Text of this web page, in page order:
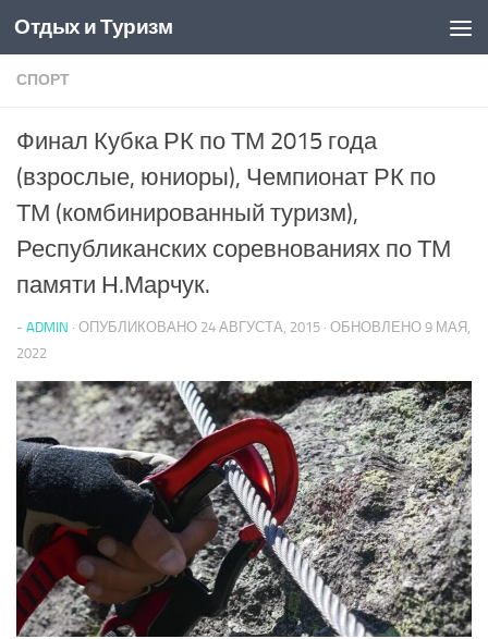
Перейти к содержимому
Отдых и Туризм
СПОРТ
Финал Кубка РК по ТМ 2015 года
(взрослые, юниоры), Чемпионат РК по
ТМ (комбинированный туризм),
Республиканских соревнованиях по ТМ
памяти Н.Марчук.
- ADMIN · ОПУБЛИКОВАНО 24 АВГУСТА, 2015 · ОБНОВЛЕНО 9 МАЯ,
2022